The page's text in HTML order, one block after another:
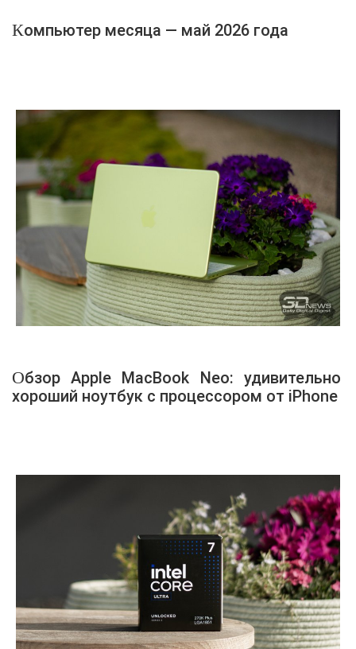
Компьютер месяца — май 2026 года
Обзор Apple MacBook Neo: удивительно
хороший ноутбук с процессором от iPhone